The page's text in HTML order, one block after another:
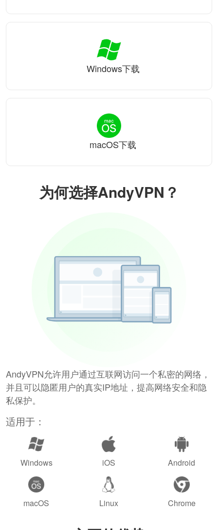
为何选择AndyVPN？
AndyVPN允许用户通过互联网访问一个私密的网络，
并且可以隐匿用户的真实IP地址，提高网络安全和隐
私保护。
适用于：
Windows iOS Android
macOS Linux Chrome
Windows下载
macOS下载